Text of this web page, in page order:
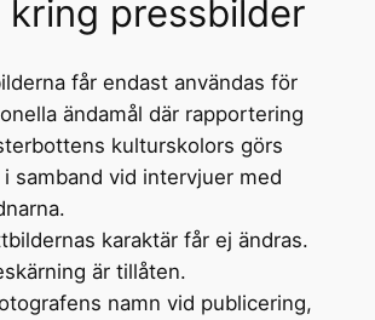
kring pressbilder
får endast användas för
ändamål där rapportering
kulturskolors görs
samband vid intervjuer med
karaktär får ej ändras.
är tillåten.
namn vid publicering,